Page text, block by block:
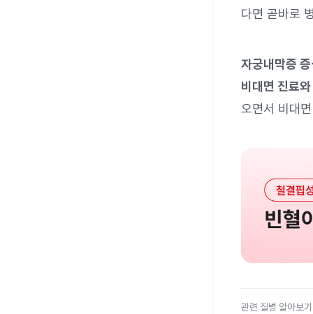
다면 곧바로
자궁내막증
비대면 진료
오면서 비대
관련 질병 알아보기